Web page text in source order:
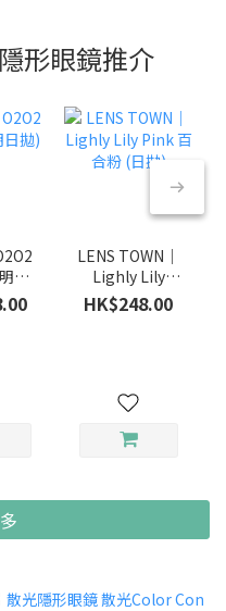
形眼鏡推介
日
LENS TOWN｜
Lighly Lily
Pink 百合粉 (日
拋)
HK$248.00